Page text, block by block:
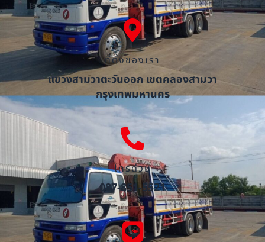
ที่ตั้งของเรา
แขวงสามวาตะวันออก เขตคลองสามวา
กรุงเทพมหานคร
โทรด่วน
087-851-5521